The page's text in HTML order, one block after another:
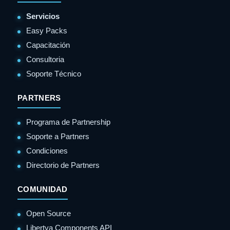
Servicios
Easy Packs
Capacitación
Consultoria
Soporte Técnico
PARTNERS
Programa de Partnership
Soporte a Partners
Condiciones
Directorio de Partners
COMUNIDAD
Open Source
Libertya Components API